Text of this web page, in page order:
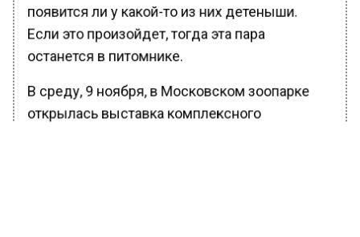
появится ли у какой-то из них детеныши.
Если это произойдет, тогда эта пара
останется в питомнике.
В среду, 9 ноября, в Московском зоопарке
открылась выставка комплексного